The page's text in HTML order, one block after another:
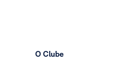
O Clube